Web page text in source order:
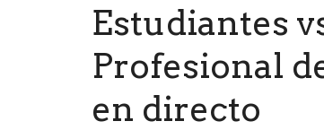
Estudiantes
Profesional
en directo